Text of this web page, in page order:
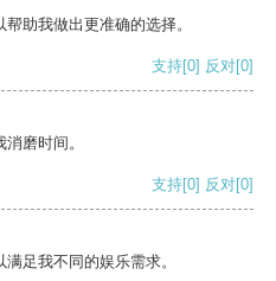
助我做出更准确的选择。
支持[0] 反对[0]
磨时间。
支持[0] 反对[0]
足我不同的娱乐需求。